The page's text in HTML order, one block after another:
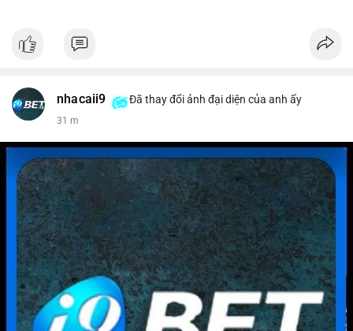
nhacaii9 Đã thay đổi ảnh đại diện của anh ấy
31 m